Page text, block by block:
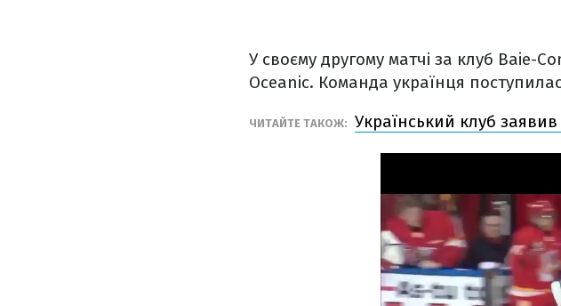
У своєму другому матчі за клуб Baie-
Ocеanic. Команда українця
ЧИТАЙТЕ ТАКОЖ: Український клуб заявив